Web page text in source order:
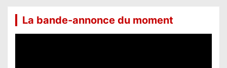
La bande-annonce du moment